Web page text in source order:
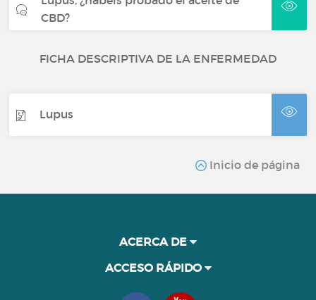
CBD?
FICHA DESCRIPTIVA DE LA ENFERMEDAD
Lupus
Inicio de página
ACERCA DE
ACCESO RÁPIDO